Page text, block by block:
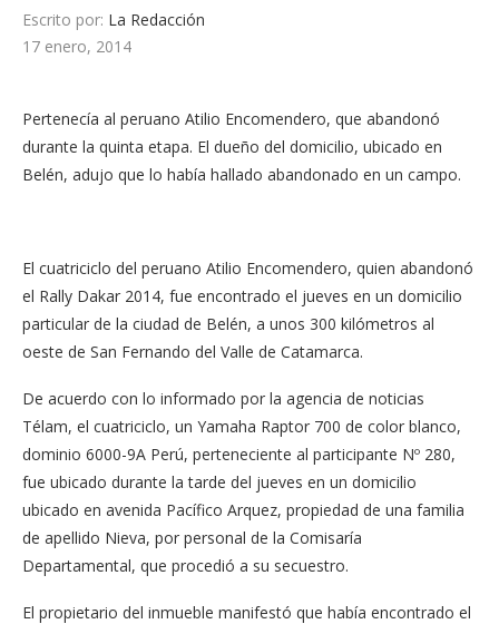
Escrito por: La Redacción
17 enero, 2014
Pertenecía al peruano Atilio Encomendero, que abandonó
durante la quinta etapa. El dueño del domicilio, ubicado en
Belén, adujo que lo había hallado abandonado en un campo.
El cuatriciclo del peruano Atilio Encomendero, quien abandonó
el Rally Dakar 2014, fue encontrado el jueves en un domicilio
particular de la ciudad de Belén, a unos 300 kilómetros al
oeste de San Fernando del Valle de Catamarca.
De acuerdo con lo informado por la agencia de noticias
Télam, el cuatriciclo, un Yamaha Raptor 700 de color blanco,
dominio 6000-9A Perú, perteneciente al participante Nº 280,
fue ubicado durante la tarde del jueves en un domicilio
ubicado en avenida Pacífico Arquez, propiedad de una familia
de apellido Nieva, por personal de la Comisaría
Departamental, que procedió a su secuestro.
El propietario del inmueble manifestó que había encontrado el